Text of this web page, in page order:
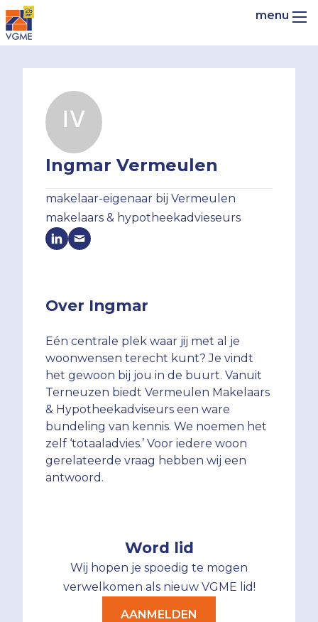
Ingmar Vermeulen
makelaar-eigenaar bij Vermeulen
makelaars & hypotheekadvieseurs
Word lid
Wij hopen je spoedig te mogen
verwelkomen als nieuw VGME lid!
AANMELDEN
Over Ingmar
Eén centrale plek waar jij met al je
woonwensen terecht kunt? Je vindt
het gewoon bij jou in de buurt. Vanuit
Terneuzen biedt Vermeulen Makelaars
& Hypotheekadviseurs een ware
bundeling van kennis. We noemen het
zelf ‘totaaladvies.’ Voor iedere woon
gerelateerde vraag hebben wij een
antwoord.